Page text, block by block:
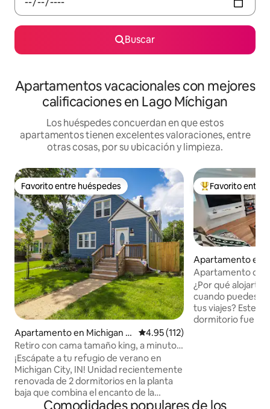
Buscar
Apartamentos vacacionales con mejores
calificaciones en Lago Míchigan
Los huéspedes concuerdan en que estos
apartamentos tienen excelentes valoraciones, entre
otras cosas, por su ubicación y limpieza.
Favorito entre huéspedes
Favorito entre huéspedes
Apartamento en Michigan Ci
ty
Calificación promedio: 4.95 de
4.95 (112)
Retiro con cama tamaño king, a minutos
de la playa y las dunas
¡Escápate a tu refugio de verano en
Michigan City, IN! Unidad recientemente
renovada de 2 dormitorios en la planta
baja que combina el encanto de la
década de 1940 con comodidades
Favorito entre
Favorito entre
Apartamento en
ers Park
Apartamento de
confort de lujo
¿Por qué alojarte
cuando puedes
tus viajes? Este
dormitorio fue
(cama de día